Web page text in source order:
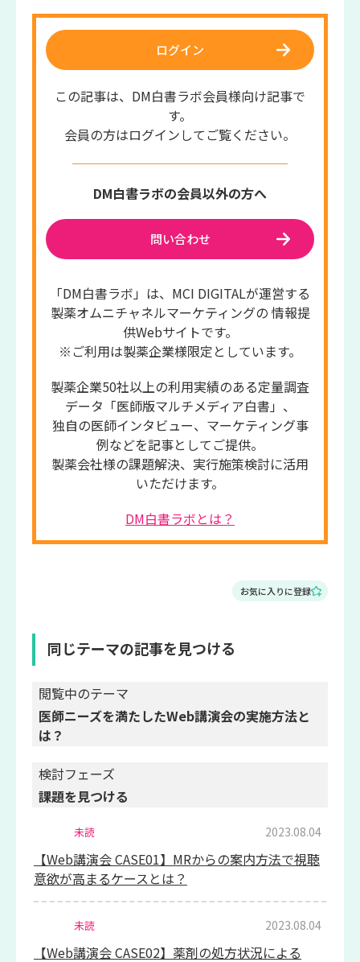
ログイン
この記事は、DM白書ラボ会員様向け記事で
す。
会員の方はログインしてご覧ください。
DM白書ラボの会員以外の方へ
問い合わせ
「DM白書ラボ」は、MCI DIGITALが運営する
製薬オムニチャネルマーケティングの 情報提
供Webサイトです。
※ご利用は製薬企業様限定としています。
製薬企業50社以上の利用実績のある定量調査
データ「医師版マルチメディア白書」、
独自の医師インタビュー、マーケティング事
例などを記事としてご提供。
製薬会社様の課題解決、実行施策検討に活用
いただけます。
DM白書ラボとは？
お気に入りに登録
同じテーマの記事を見つける
閲覧中のテーマ
医師ニーズを満たしたWeb講演会の実施方法と
は？
検討フェーズ
課題を見つける
未読
【Web講演会 CASE01】MRからの案内方法で視聴
意欲が高まるケースとは？
2023.08.04
未読
【Web講演会 CASE02】薬剤の処方状況による
2023.08.04